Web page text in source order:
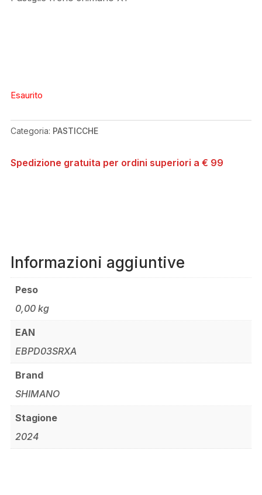
Esaurito
Categoria: PASTICCHE
Spedizione gratuita per ordini superiori a € 99
Informazioni aggiuntive
Peso
0,00 kg
EAN
EBPD03SRXA
Brand
SHIMANO
Stagione
2024